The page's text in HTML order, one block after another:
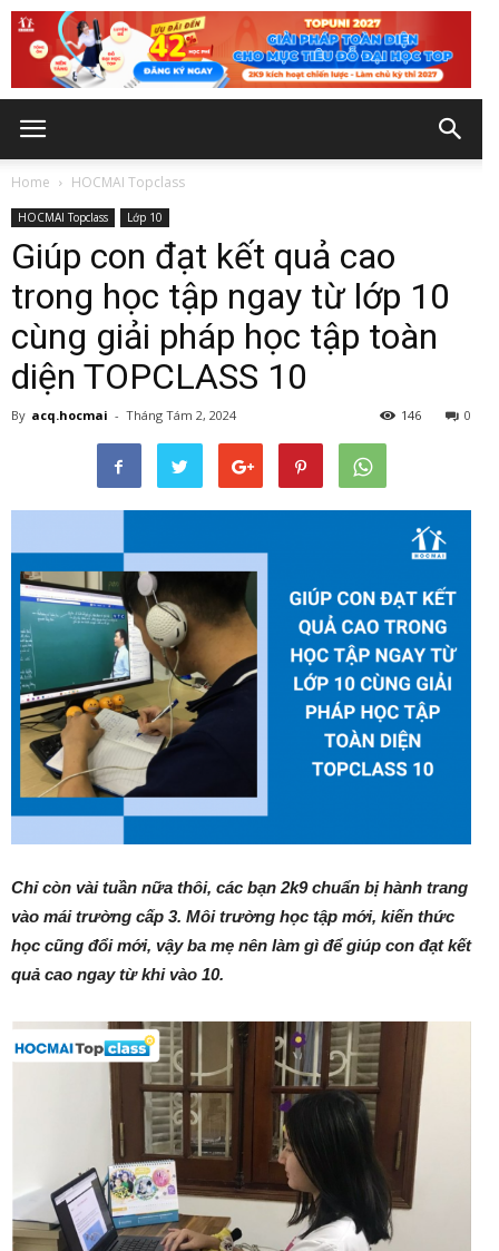
Home HOCMAI Topclass
HOCMAI Topclass Lớp 10
Giúp con đạt kết quả cao
trong học tập ngay từ lớp 10
cùng giải pháp học tập toàn
diện TOPCLASS 10
By acq.hocmai - Tháng Tám 2, 2024 0
146
Chỉ còn vài tuần nữa thôi, các bạn 2k9 chuẩn bị hành trang
vào mái trường cấp 3. Môi trường học tập mới, kiến thức
học cũng đổi mới, vậy ba mẹ nên làm gì để giúp con đạt kết
quả cao ngay từ khi vào 10.